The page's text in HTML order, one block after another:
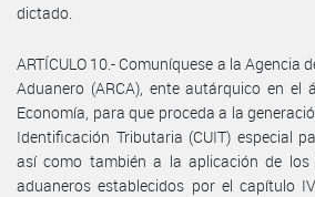
dictado.
ARTÍCULO 10.- Comuníquese a la Agencia
Aduanero (ARCA), ente autárquico en el
Economía, para que proceda a la
Identificación Tributaria (CUIT) especial
así como también a la aplicación de
aduaneros establecidos por el capítulo